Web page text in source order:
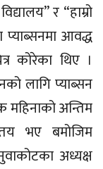
र “हाम्रो
प्याब्सनमा आवद्ध
कोरेका थिए ।
लागि प्याब्सन
महिनाको अन्तिम
भए बमोजिम
अध्यक्ष